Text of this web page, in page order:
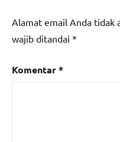
Alamat email Anda tidak
wajib ditandai *
Komentar*